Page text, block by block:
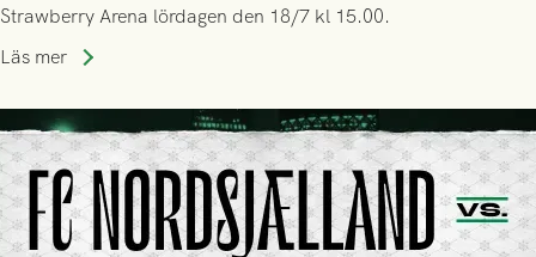
Strawberry Arena lördagen den 18/7 kl 15.00.
Läs mer